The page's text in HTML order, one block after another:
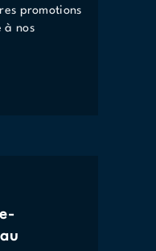
promotions
à nos